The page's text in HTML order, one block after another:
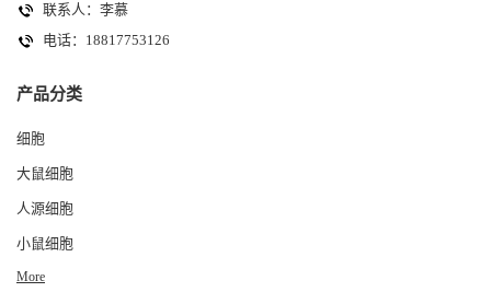
联系人：李慕
电话：18817753126
产品分类
细胞
大鼠细胞
人源细胞
小鼠细胞
More